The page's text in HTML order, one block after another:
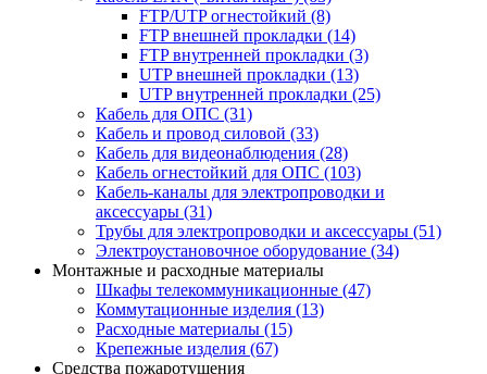
FTP/UTP огнестойкий (8)
FTP внешней прокладки (14)
FTP внутренней прокладки (3)
UTP внешней прокладки (13)
UTP внутренней прокладки (25)
Кабель для ОПС (31)
Кабель и провод силовой (33)
Кабель для видеонаблюдения (28)
Кабель огнестойкий для ОПС (103)
Кабель-каналы для электропроводки и
аксессуары (31)
Трубы для электропроводки и аксессуары (51)
Электроустановочное оборудование (34)
Монтажные и расходные материалы
Шкафы телекоммуникационные (47)
Коммутационные изделия (13)
Расходные материалы (15)
Крепежные изделия (67)
Средства пожаротушения